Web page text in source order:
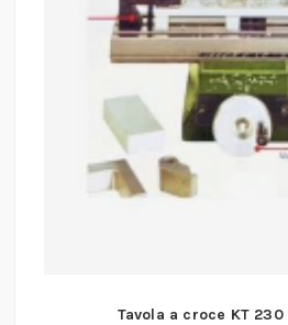
Tavola a croce KT 230